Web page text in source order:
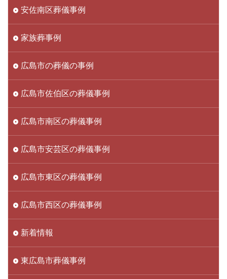
安佐南区葬儀事例
家族葬事例
広島市の葬儀の事例
広島市佐伯区の葬儀事例
広島市南区の葬儀事例
広島市安芸区の葬儀事例
広島市東区の葬儀事例
広島市西区の葬儀事例
新着情報
東広島市葬儀事例